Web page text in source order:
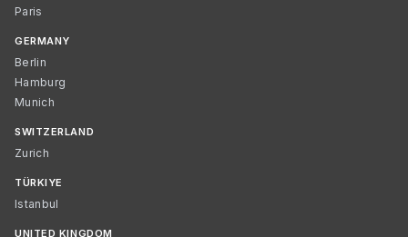
Paris
GERMANY
Berlin
Hamburg
Munich
SWITZERLAND
Zurich
TÜRKIYE
Istanbul
UNITED KINGDOM